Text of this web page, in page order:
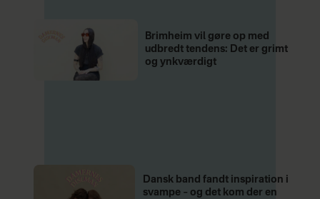
så høj grad booket til festivaler og
andre events.
De manglende streaminger starter
lyt, lyt til kvindelige kunstnere – f.eks.
på playlisten
Damernes Discman.
Brimheim vil gøre op med
udbredt tendens: Det er grimt
og ynkværdigt
Dansk band fandt inspiration i
svampe – og det kom der en